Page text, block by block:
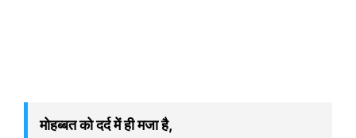
मोहब्बत को दर्द में ही मजा है,